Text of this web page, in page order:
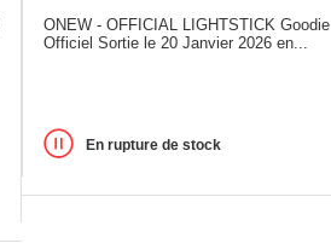
ONEW - OFFICIAL LIGHTSTICK Goodie
Officiel Sortie le 20 Janvier 2026 en...
En rupture de stock